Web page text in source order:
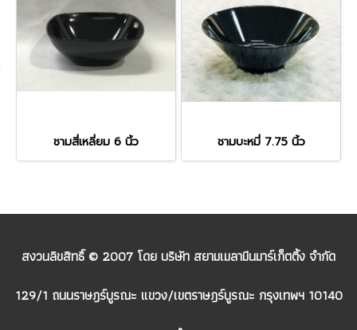
ชามสี่เหลี่ยม 6 นิ้ว ชามบะหมี่ 7.75 นิ้ว
สงวนลิขสิทธิ์ © 2007 โดย บริษัท สยามเมลามีนมาร์เก็ตติ้ง จำกัด
129/1 ถนนราษฎร์บูรณะ แขวง/เขตราษฎร์บูรณะ กรุงเทพฯ 10140